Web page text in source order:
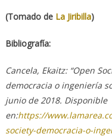
(Tomado de La Jiribilla)
Bibliografía:
Cancela, Ekaitz: “Open
democracia o ingeniería
junio de 2018. Disponible
en:https://
society-democracia-o-